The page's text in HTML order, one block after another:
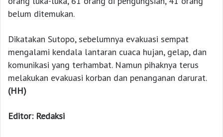
belum ditemukan.
Dikatakan Sutopo, sebelumnya evakuasi sempat
mengalami kendala lantaran cuaca hujan, gelap, dan
komunikasi yang terhambat. Namun pihaknya terus
melakukan evakuasi korban dan penanganan darurat.
(HH)
Editor: Redaksi